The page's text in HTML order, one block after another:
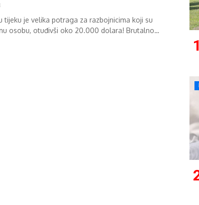
tijeku je velika potraga za razbojnicima koji su
osobu, otuđivši oko 20.000 dolara! Brutalno